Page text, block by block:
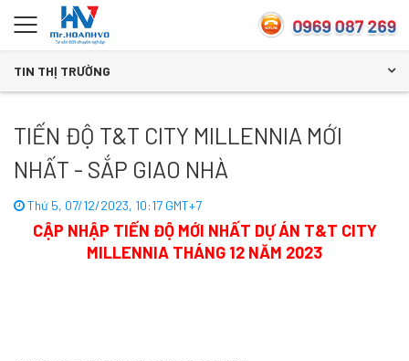
TIN THỊ TRƯỜNG
TIẾN ĐỘ T&T CITY MILLENNIA MỚI
NHẤT - SẮP GIAO NHÀ
Thứ 5, 07/12/2023, 10:17 GMT+7
CẬP NHẬP TIẾN ĐỘ MỚI NHẤT DỰ ÁN T&T CITY
MILLENNIA THÁNG 12 NĂM 2023